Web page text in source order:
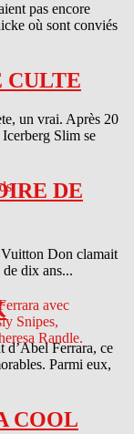
pas encore
où sont conviés
CULTE
un vrai. Après 20
Icerberg Slim se
DE
Don clamait
de dix ans...
d’Abel Ferrara, ce
Parmi eux,
COOL